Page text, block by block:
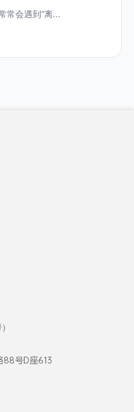
常会遇到“离...
88号D座613